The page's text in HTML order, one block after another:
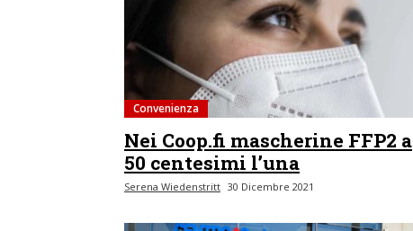
Convenienza
Nei Coop.fi mascherine FFP2 a
50 centesimi l’una
Serena Wiedenstritt 30 Dicembre 2021